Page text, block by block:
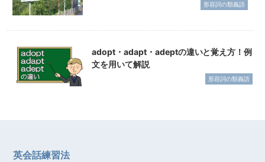
形容詞の類義語
adopt・adapt・adeptの違いと覚え方！例
文を用いて解説
形容詞の類義語
英会話練習法